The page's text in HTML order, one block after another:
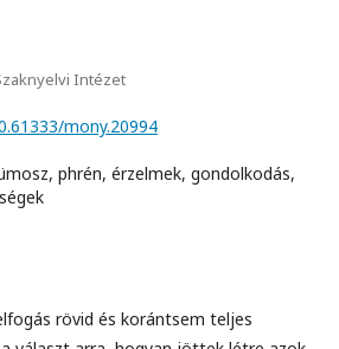
Intézet
mony.20994
phrén, érzelmek, gondolkodás,
rövid és korántsem teljes